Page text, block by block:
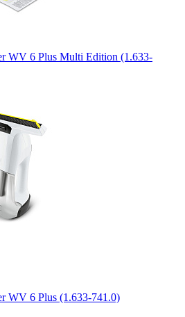
WV 6 Plus Multi Edition (1.633-
WV 6 Plus (1.633-741.0)